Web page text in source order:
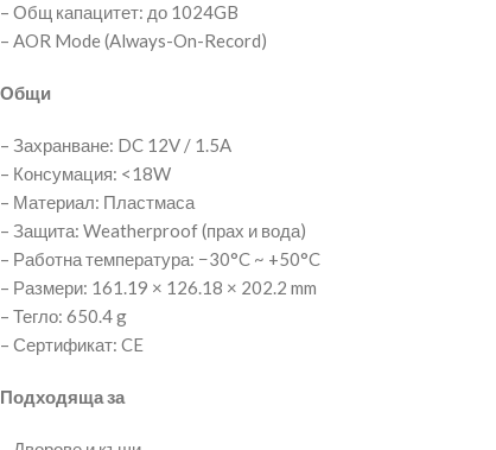
– Общ капацитет: до 1024GB
– AOR Mode (Always-On-Record)
Общи
– Захранване: DC 12V / 1.5A
– Консумация: <18W
– Материал: Пластмаса
– Защита: Weatherproof (прах и вода)
– Работна температура: −30°C ~ +50°C
– Размери: 161.19 × 126.18 × 202.2 mm
– Тегло: 650.4 g
– Сертификат: CE
Подходяща за